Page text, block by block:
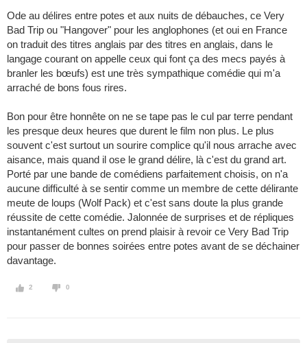
Ode au délires entre potes et aux nuits de débauches, ce Very
Bad Trip ou "Hangover" pour les anglophones (et oui en France
on traduit des titres anglais par des titres en anglais, dans le
langage courant on appelle ceux qui font ça des mecs payés à
branler les bœufs) est une très sympathique comédie qui m'a
arraché de bons fous rires.
Bon pour être honnête on ne se tape pas le cul par terre pendant
les presque deux heures que durent le film non plus. Le plus
souvent c'est surtout un sourire complice qu'il nous arrache avec
aisance, mais quand il ose le grand délire, là c'est du grand art.
Porté par une bande de comédiens parfaitement choisis, on n'a
aucune difficulté à se sentir comme un membre de cette délirante
meute de loups (Wolf Pack) et c'est sans doute la plus grande
réussite de cette comédie. Jalonnée de surprises et de répliques
instantanément cultes on prend plaisir à revoir ce Very Bad Trip
pour passer de bonnes soirées entre potes avant de se déchainer
davantage.
2 0